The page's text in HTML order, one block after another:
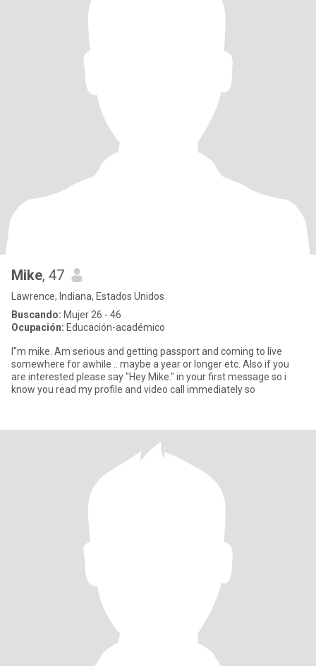
Mike, 47
Lawrence, Indiana, Estados Unidos
Buscando: Mujer 26 - 46
Ocupación: Educación-académico
I"m mike. Am serious and getting passport and coming to live
somewhere for awhile .. maybe a year or longer etc. Also if you
are interested please say "Hey Mike." in your first message so i
know you read my profile and video call immediately so